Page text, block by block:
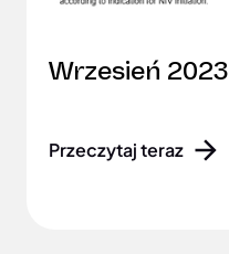
Wrzesień 2023
Przeczytaj teraz